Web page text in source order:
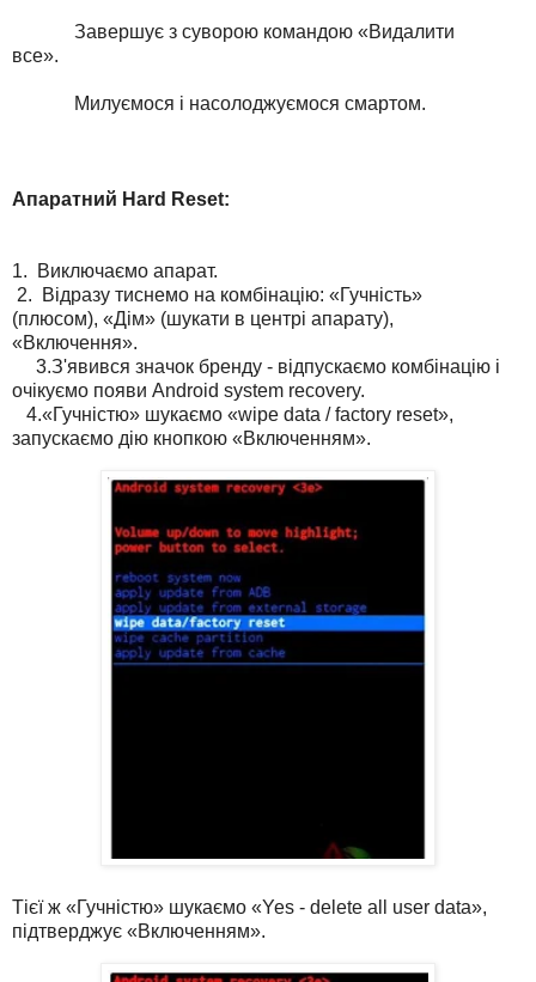
Завершує з суворою командою «Видалити
все».
Милуємося і насолоджуємося смартом.
Апаратний Hard Reset:
1. Виключаємо апарат.
2. Відразу тиснемо на комбінацію: «Гучність»
(плюсом), «Дім» (шукати в центрі апарату),
«Включення».
3.З'явився значок бренду - відпускаємо комбінацію і
очікуємо появи Android system recovery.
4.«Гучністю» шукаємо «wipe data / factory reset»,
запускаємо дію кнопкою «Включенням».
Тієї ж «Гучністю» шукаємо «Yes - delete all user data»,
підтверджує «Включенням».